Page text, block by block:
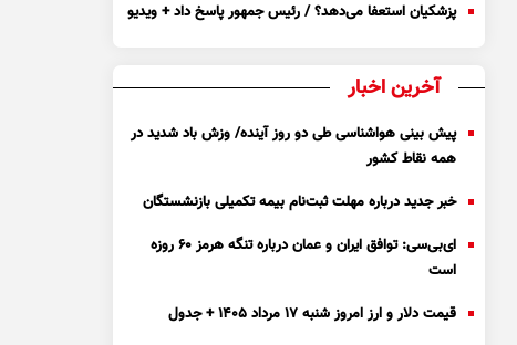
پزشکیان استعفا می‌دهد؟ / رئیس جمهور پاسخ داد + ویدیو
آخرین اخبار
پیش بینی هواشناسی طی دو روز آینده/ وزش باد شدید در
همه نقاط کشور
خبر جدید درباره مهلت ثبت‌نام بیمه تکمیلی بازنشستگان
ای‌بی‌سی: توافق ایران و عمان درباره تنگه هرمز ۶۰ روزه
است
قیمت دلار و ارز امروز شنبه ۱۷ مرداد ۱۴۰۵ + جدول